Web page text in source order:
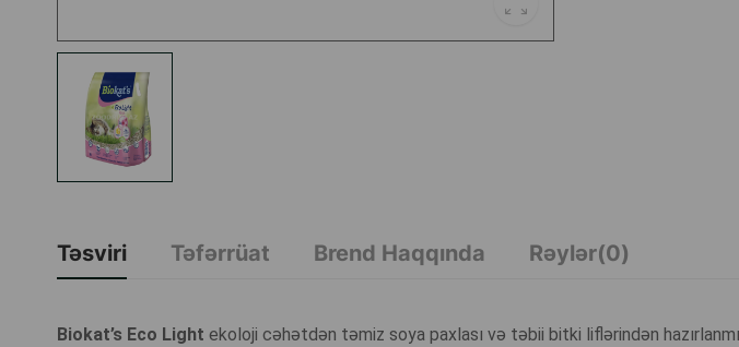
Təsviri Təfərrüat Brend Haqqında Rəylər(0)
Biokat’s Eco Light ekoloji cəhətdən təmiz soya paxlası və təbii bitki liflərindən